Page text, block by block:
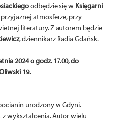
odbędzie się w Księgarni
przyjaznej atmosferze, przy
literatury. Z autorem będzie
, dziennikarz Radia Gdańsk.
2024 o godz. 17.00, do
19.
urodzony w Gdyni.
wykształcenia. Autor wielu